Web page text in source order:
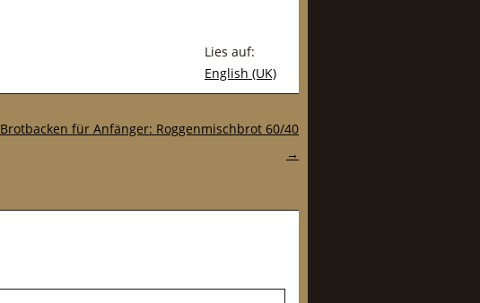
Lies auf:
English (UK)
Brotbacken für Anfänger: Roggenmischbrot 60/40
→